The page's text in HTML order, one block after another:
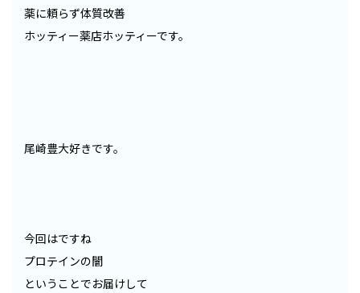
薬に頼らず体質改善
ホッティー薬店ホッティーです。
尾崎豊大好きです。
今回はですね
プロテインの闇
ということでお届けして